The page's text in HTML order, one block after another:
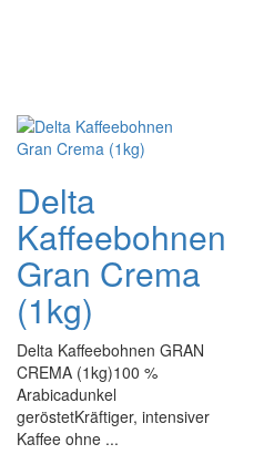
Delta
Kaffeebohnen
Gran Crema
(1kg)
Delta Kaffeebohnen GRAN
CREMA (1kg)100 %
Arabicadunkel
geröstetKräftiger, intensiver
Kaffee ohne ...